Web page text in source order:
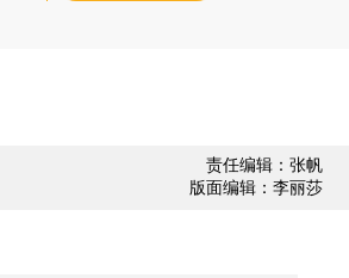
责任编辑：张帆
版面编辑：李丽莎